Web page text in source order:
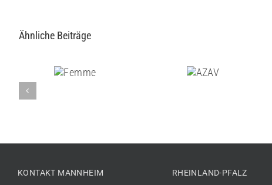
Ähnliche Beiträge
KONTAKT MANNHEIM RHEINLAND-PFALZ